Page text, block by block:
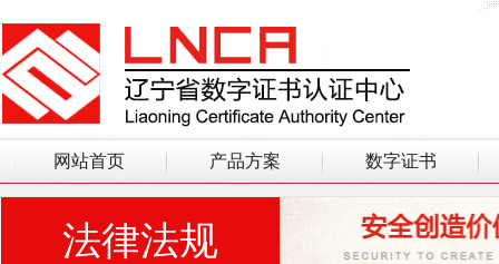
网站首页 产品方案 数字证书
法律法规